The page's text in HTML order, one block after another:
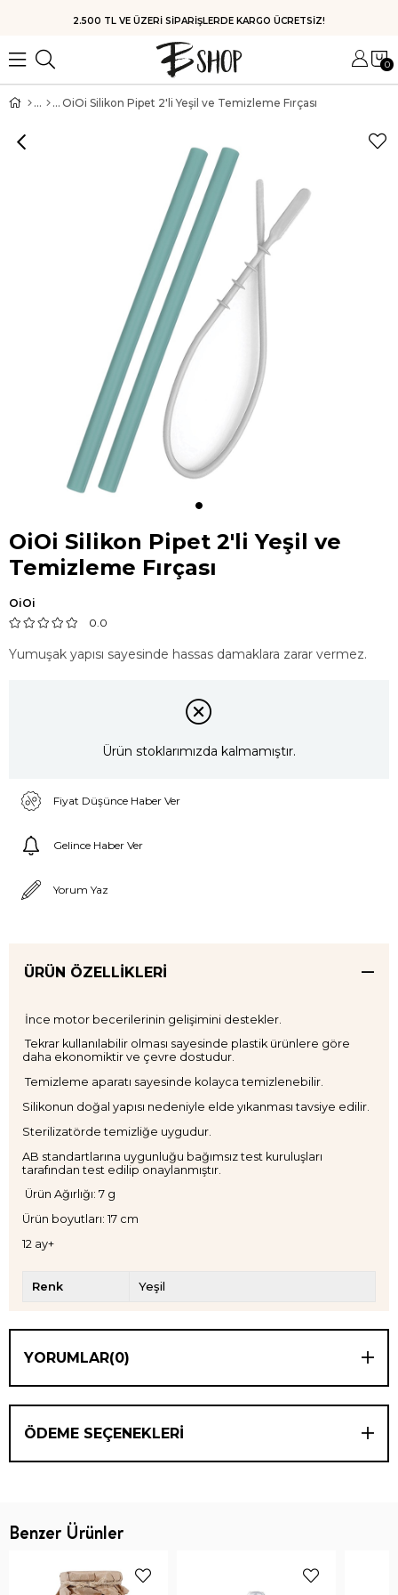
HIZLI KARGO
0
OiOi Silikon Pipet 2'li Yeşil ve Temizleme Fırçası
OiOi Silikon Pipet 2'li Yeşil ve
Temizleme Fırçası
OiOi
0.0
Yumuşak yapısı sayesinde hassas damaklara zarar vermez.
Ürün stoklarımızda kalmamıştır.
Fiyat Düşünce Haber Ver
Gelince Haber Ver
Yorum Yaz
ÜRÜN ÖZELLIKLERI
İnce motor becerilerinin gelişimini destekler.
Tekrar kullanılabilir olması sayesinde plastik ürünlere göre
daha ekonomiktir ve çevre dostudur.
Temizleme aparatı sayesinde kolayca temizlenebilir.
Silikonun doğal yapısı nedeniyle elde yıkanması tavsiye edilir.
Sterilizatörde temizliğe uygudur.
AB standartlarına uygunluğu bağımsız test kuruluşları
tarafından test edilip onaylanmıştır.
Ürün Ağırlığı: 7 g
Ürün boyutları: 17 cm
12 ay+
Renk Yeşil
YORUMLAR(0)
ÖDEME SEÇENEKLERI
Benzer Ürünler